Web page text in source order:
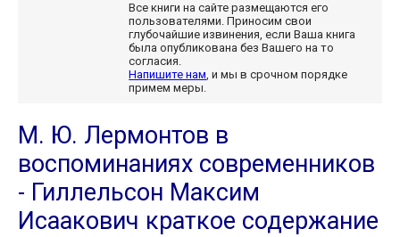
Все книги на сайте размещаются его
пользователями. Приносим свои
глубочайшие извинения, если Ваша книга
была опубликована без Вашего на то
согласия.
Напишите нам, и мы в срочном порядке
примем меры.
М. Ю. Лермонтов в
воспоминаниях современников
- Гиллельсон Максим
Исаакович краткое содержание